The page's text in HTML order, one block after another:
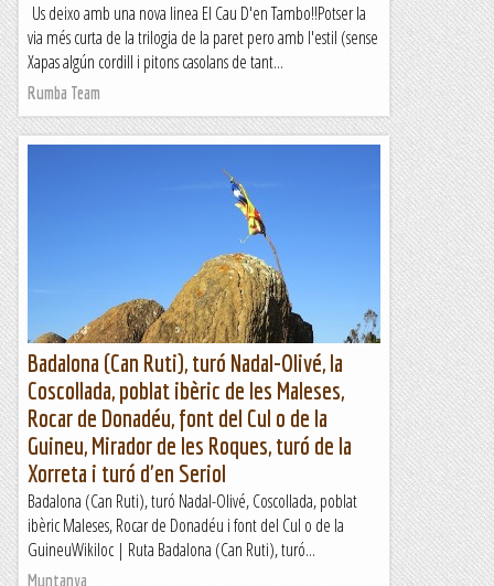
Us deixo amb una nova linea El Cau D'en Tambo!!Potser la
via més curta de la trilogia de la paret pero amb l'estil (sense
Xapas algún cordill i pitons casolans de tant...
Rumba Team
Badalona (Can Ruti), turó Nadal-Olivé, la
Coscollada, poblat ibèric de les Maleses,
Rocar de Donadéu, font del Cul o de la
Guineu, Mirador de les Roques, turó de la
Xorreta i turó d'en Seriol
Badalona (Can Ruti), turó Nadal-Olivé, Coscollada, poblat
ibèric Maleses, Rocar de Donadéu i font del Cul o de la
GuineuWikiloc | Ruta Badalona (Can Ruti), turó...
Muntanya